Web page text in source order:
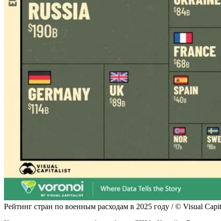
Рейтинг стран по военным расходам в 2025 году / © Visual